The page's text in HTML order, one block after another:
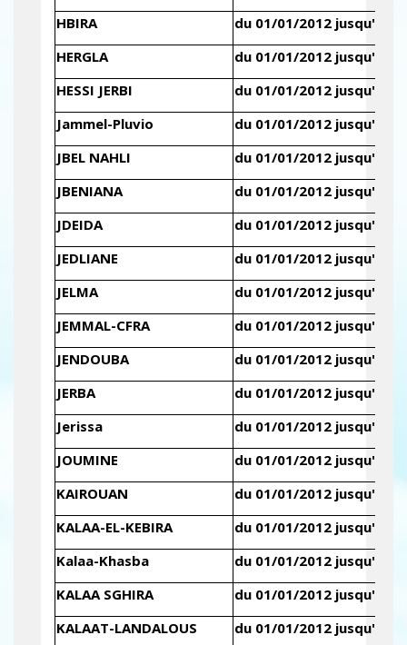
HBIRA
du 01/01/2012 jusqu'au
HERGLA
du 01/01/2012 jusqu'au
HESSI JERBI
du 01/01/2012 jusqu'au
Jammel-Pluvio
du 01/01/2012 jusqu'au
JBEL NAHLI
du 01/01/2012 jusqu'au
JBENIANA
du 01/01/2012 jusqu'au
JDEIDA
du 01/01/2012 jusqu'au
JEDLIANE
du 01/01/2012 jusqu'au
JELMA
du 01/01/2012 jusqu'au
JEMMAL-CFRA
du 01/01/2012 jusqu'au
JENDOUBA
du 01/01/2012 jusqu'au
JERBA
du 01/01/2012 jusqu'au
Jerissa
du 01/01/2012 jusqu'au
JOUMINE
du 01/01/2012 jusqu'au
KAIROUAN
du 01/01/2012 jusqu'au
KALAA-EL-KEBIRA
du 01/01/2012 jusqu'au
Kalaa-Khasba
du 01/01/2012 jusqu'au
KALAA SGHIRA
du 01/01/2012 jusqu'au
KALAAT-LANDALOUS
du 01/01/2012 jusqu'au